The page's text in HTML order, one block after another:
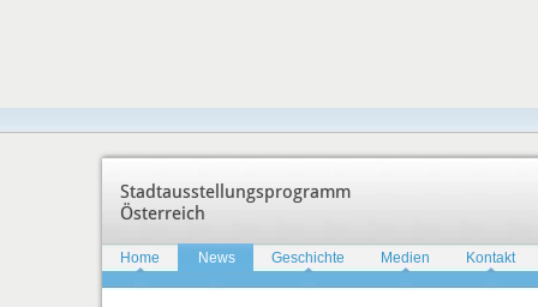
Stadtausstellungsprogramm
Österreich
Home News Geschichte Medien Kontakt